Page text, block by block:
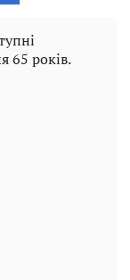
65 років.